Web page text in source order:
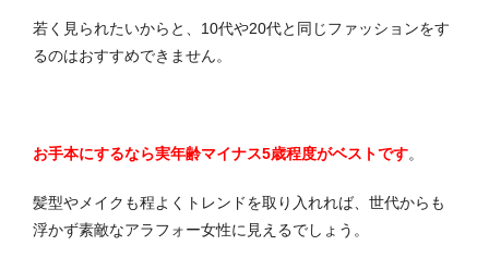
若く見られたいからと、10代や20代と同じファッションをす
るのはおすすめできません。
お手本にするなら実年齢マイナス5歳程度がベストです。
髪型やメイクも程よくトレンドを取り入れれば、世代からも
浮かず素敵なアラフォー女性に見えるでしょう。